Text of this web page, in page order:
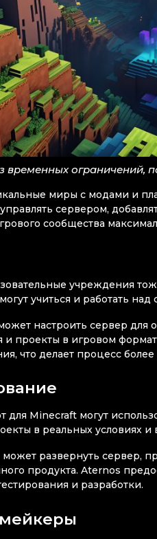
ограничений,
миры с модами и
сервером,
сообщества
учреждения
учиться и работать
настроить сервер для
и проекты в игровом
что делает процесс
Minecraft могут
в реальных условиях
развернуть сервер,
продукта. Aternos
и разработки.